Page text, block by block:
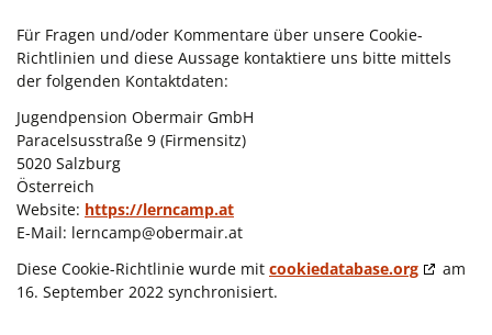
Für Fragen und/oder Kommentare über unsere Cookie-
Richtlinien und diese Aussage kontaktiere uns bitte mittels
der folgenden Kontaktdaten:
Jugendpension Obermair GmbH
Paracelsusstraße 9 (Firmensitz)
5020 Salzburg
Österreich
Website: https://lerncamp.at
E-Mail: lerncamp@obermair.at
Diese Cookie-Richtlinie wurde mit cookiedatabase.org
am
16. September 2022 synchronisiert.